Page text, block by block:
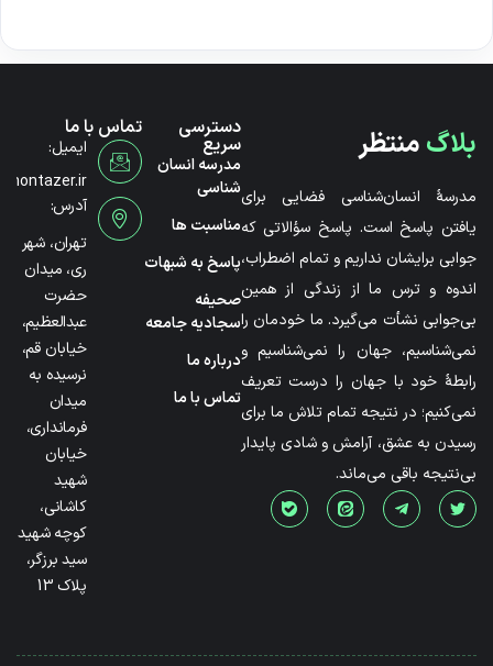
بلاگمنتظر
مدرسۀ انسان‌شناسی فضایی برای
یافتن پاسخ است. پاسخ سؤالاتی که
جوابی برایشان نداریم و تمام اضطراب،
اندوه و ترس ما از زندگی از همین
بی‌جوابی نشأت می‌گیرد. ما خودمان را
نمی‌شناسیم، جهان را نمی‌شناسیم و
رابطۀ خود با جهان را درست تعریف
نمی‌کنیم؛ در نتیجه تمام تلاش ما برای
رسیدن به عشق، آرامش و شادی پایدار
بی‌نتیجه باقی می‌ماند.
دسترسی
سریع
مدرسه انسان
شناسی
مناسبت ها
پاسخ به شبهات
صحیفه
سجادیه جامعه
درباره ما
تماس با ما
تماس با ما
ایمیل:
آدرس:
تهران، شهر
ری، میدان
حضرت
عبدالعظیم،
خیابان قم،
نرسیده به
میدان
فرمانداری،
خیابان
شهید
کاشانی،
کوچه شهید
سید برزگر،
پلاک 13